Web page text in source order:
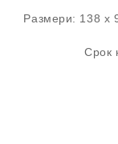
Размери: 138 х
Срок